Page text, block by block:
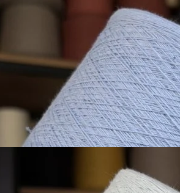
на хлопке
90%, пайетки 10%
м/100 г
светлый бледно-
Микропайетки на
хлопке